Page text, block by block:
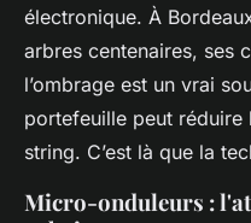
électronique. À
arbres centenaires, ses
l’ombrage est un vrai
portefeuille peut
string. C’est là que la
Micro-onduleurs :